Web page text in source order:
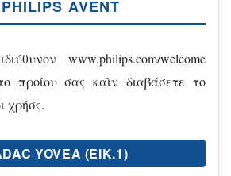
AVENT
www.philips.com/welcome
προίου σας καὶν διαβάσετε το
χρήσς.
YOVEA (EIK.1)